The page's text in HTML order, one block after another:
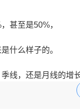
甚至是50%，
什么样子的。
线，还是月线的增长